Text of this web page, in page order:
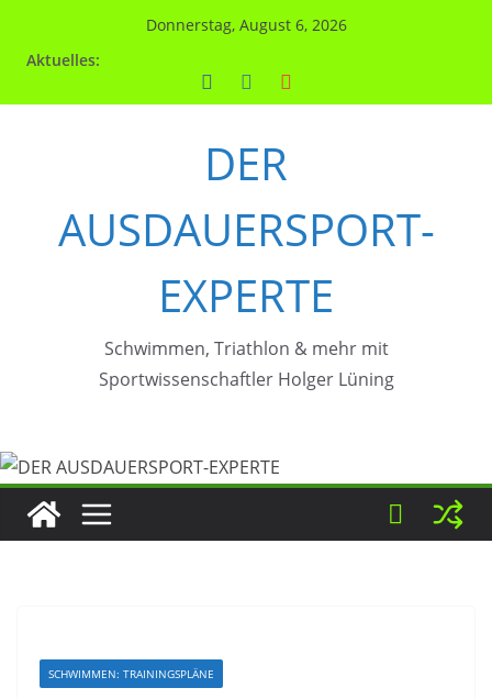
Donnerstag, August 6, 2026
Aktuelles:
DER
AUSDAUERSPORT-
EXPERTE
Schwimmen, Triathlon & mehr mit
Sportwissenschaftler Holger Lüning
SCHWIMMEN: TRAININGSPLÄNE